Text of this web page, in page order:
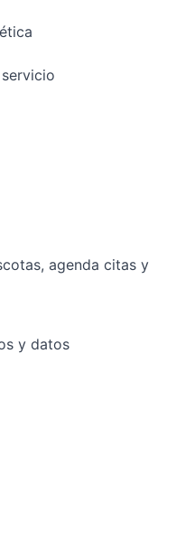
agenda citas y
y datos